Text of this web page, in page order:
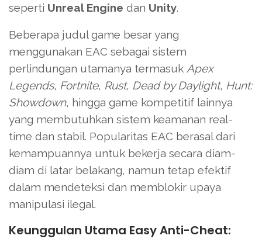
seperti Unreal Engine dan Unity.
Beberapa judul game besar yang
menggunakan EAC sebagai sistem
perlindungan utamanya termasuk Apex
Legends, Fortnite, Rust, Dead by Daylight, Hunt:
Showdown, hingga game kompetitif lainnya
yang membutuhkan sistem keamanan real-
time dan stabil. Popularitas EAC berasal dari
kemampuannya untuk bekerja secara diam-
diam di latar belakang, namun tetap efektif
dalam mendeteksi dan memblokir upaya
manipulasi ilegal.
Keunggulan Utama Easy Anti-Cheat: